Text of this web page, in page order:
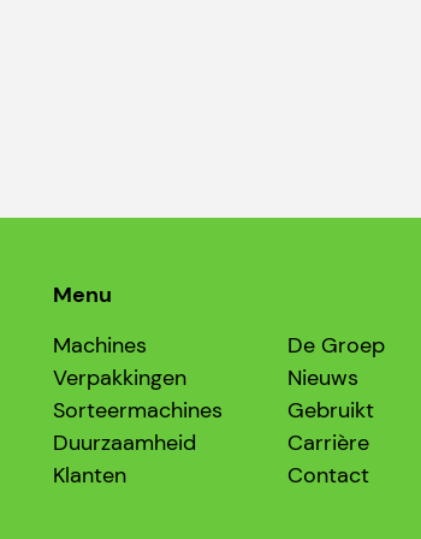
Menu
Machines
Verpakkingen
Sorteermachines
Duurzaamheid
Klanten
De Groep
Nieuws
Gebruikt
Carrière
Contact